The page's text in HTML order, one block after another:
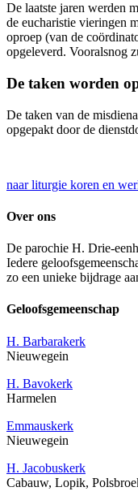
De laatste jaren werden
de eucharistie vieringen
oproep (van de
opgeleverd. Vooralsnog
De taken worden
De taken van de
opgepakt door de
naar liturgie koren en
Over ons
De parochie H. Drie-
Iedere
zo een unieke bijdrage
Geloofsgemeenschap
H. Barbarakerk
Nieuwegein
H. Bavokerk
Harmelen
Emmauskerk
Nieuwegein
H. Jacobuskerk
Cabauw, Lopik,